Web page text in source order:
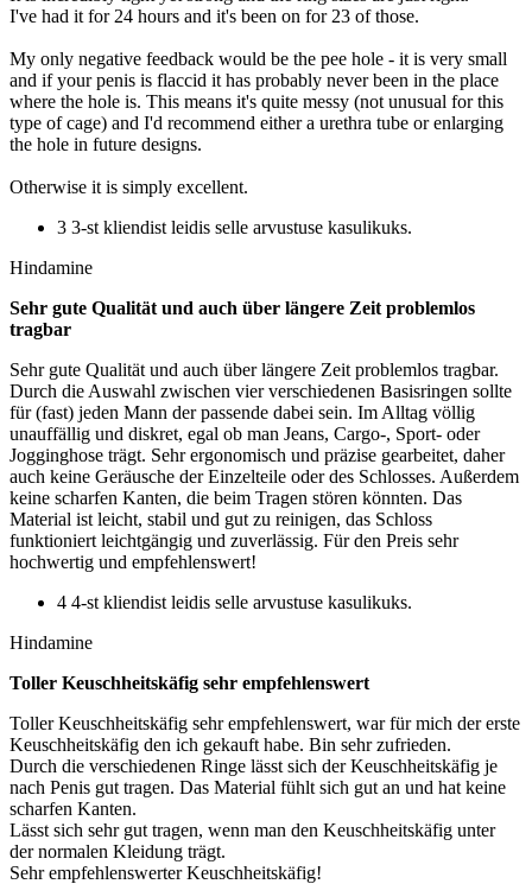
I've had it for 24 hours and it's been on for 23 of those.
My only negative feedback would be the pee hole - it is very small
and if your penis is flaccid it has probably never been in the place
where the hole is. This means it's quite messy (not unusual for this
type of cage) and I'd recommend either a urethra tube or enlarging
the hole in future designs.
Otherwise it is simply excellent.
3 3-st kliendist leidis selle arvustuse kasulikuks.
Hindamine
Sehr gute Qualität und auch über längere Zeit problemlos
tragbar
Sehr gute Qualität und auch über längere Zeit problemlos tragbar.
Durch die Auswahl zwischen vier verschiedenen Basisringen sollte
für (fast) jeden Mann der passende dabei sein. Im Alltag völlig
unauffällig und diskret, egal ob man Jeans, Cargo-, Sport- oder
Jogginghose trägt. Sehr ergonomisch und präzise gearbeitet, daher
auch keine Geräusche der Einzelteile oder des Schlosses. Außerdem
keine scharfen Kanten, die beim Tragen stören könnten. Das
Material ist leicht, stabil und gut zu reinigen, das Schloss
funktioniert leichtgängig und zuverlässig. Für den Preis sehr
hochwertig und empfehlenswert!
4 4-st kliendist leidis selle arvustuse kasulikuks.
Hindamine
Toller Keuschheitskäfig sehr empfehlenswert
Toller Keuschheitskäfig sehr empfehlenswert, war für mich der erste
Keuschheitskäfig den ich gekauft habe. Bin sehr zufrieden.
Durch die verschiedenen Ringe lässt sich der Keuschheitskäfig je
nach Penis gut tragen. Das Material fühlt sich gut an und hat keine
scharfen Kanten.
Lässt sich sehr gut tragen, wenn man den Keuschheitskäfig unter
der normalen Kleidung trägt.
Sehr empfehlenswerter Keuschheitskäfig!